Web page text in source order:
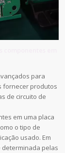
para
fornecer produtos
de circuito de
em uma placa
o tipo de
usado. Em
determinada pelas